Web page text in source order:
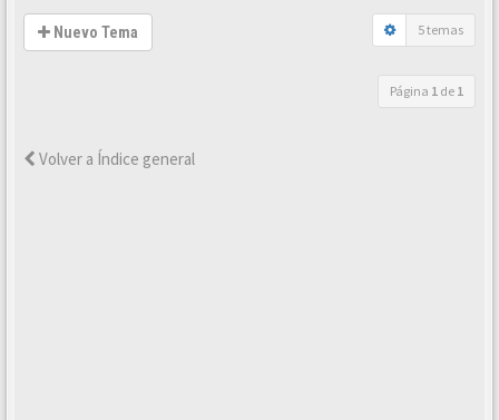
Nuevo Tema 5 temas
Página 1 de 1
Volver a Índice general